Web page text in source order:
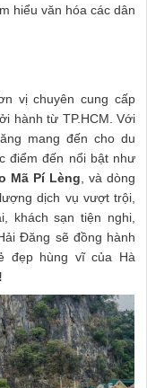
hiểu văn hóa các dân
vị chuyên cung cấp
hành từ TP.HCM. Với
mang đến cho du
điểm đến nổi bật như
Mã Pí Lèng , và dòng
dịch vụ vượt trội,
khách sạn tiện nghi,
Đăng sẽ đồng hành
đẹp hùng vĩ của Hà